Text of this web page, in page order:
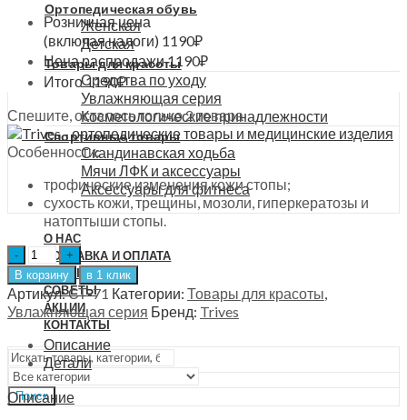
Ортопедическая обувь
Женская
Детская
Товары для красоты
Средства по уходу
Увлажняющая серия
Косметологические принадлежности
Спортивные товары
Скандинавская ходьба
Мячи ЛФК и аксессуары
Аксессуары для фитнеса
О НАС
ДОСТАВКА И ОПЛАТА
ОТЗЫВЫ
СОВЕТЫ
АКЦИИ
КОНТАКТЫ
Поиск
Розничная цена
(включая налоги) 1190₽
Цена распродажи1190₽
Итого1190₽
Спешите, осталось только 2 товара
Особенности:
трофические изменения кожи стопы;
сухость кожи, трещины, мозоли, гиперкератозы и
натоптыши стопы.
Носки
увлажняющие
с
гелем
Trives,
СТ-71
quantity
В корзину в 1 клик
Артикул:СТ-71 Категории: Товары для красоты,
Увлажняющая серия Бренд: Trives
Описание
Детали
Описание